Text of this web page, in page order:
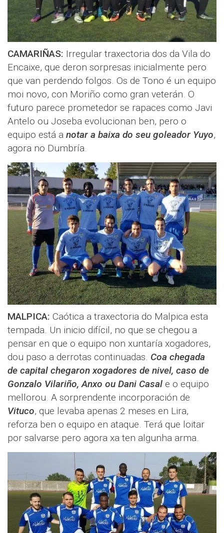
CAMARIÑAS: Irregular traxectoria dos da Vila do
Encaixe, que deron sorpresas inicialmente pero
que van perdendo folgos. Os de Tono é un equipo
moi novo, con Moriño como gran veterán. O
futuro parece prometedor se rapaces como Javi
Antelo ou Joseba evolucionan ben, pero o
equipo está a notar a baixa do seu goleador Yuyo,
agora no Dumbría.
MALPICA: Caótica a traxectoria do Malpica esta
tempada. Un inicio difícil, no que se chegou a
pensar en que o equipo non xuntaría xogadores,
dou paso a derrotas continuadas. Coa chegada
de capital chegaron xogadores de nivel, caso de
Gonzalo Vilariño, Anxo ou Dani Casal e o equipo
mellorou. A sorprendente incorporación de
Vituco, que levaba apenas 2 meses en Lira,
reforza ben o equipo en ataque. Terá que loitar
por salvarse pero agora xa ten algunha arma.